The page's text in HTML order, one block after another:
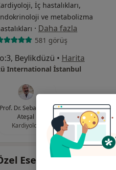
İç hastalıkları,
ve metabolizma
· Daha fazla
581 görüş
Beylikdüzü • Harita
International İstanbul
Prof. Dr. Sebahattin
Ateşal
Kardiyoloji
Esencan Hastanesi